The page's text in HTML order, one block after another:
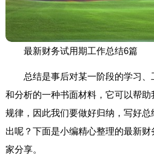
最新财务试用期工作总结6篇
总结是事后对某一阶段的学习
和分析的一种书面材料，它可以帮
规律，因此我们要做好归纳，写好
出呢？下面是小编精心整理的最新
家分享。